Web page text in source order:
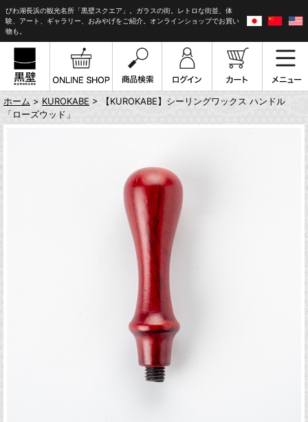
びわ湖長浜の観光名所「黒壁スクエア」。ガラスの街。レトロな街並、体
験、アート、ギャラリー、おみやげをご紹介。オンラインショップでお買い
物も。
ホーム > KUROKABE > 【KUROKABE】シーリングワックス ハンドル
「ローズウッド」